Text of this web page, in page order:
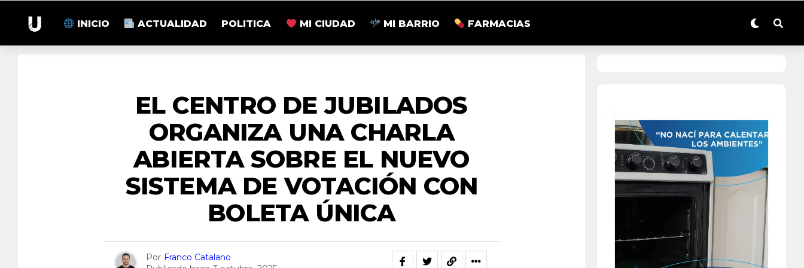
INICIO ACTUALIDAD POLITICA MI CIUDAD MI BARRIO FARMACIAS
EL CENTRO DE JUBILADOS
ORGANIZA UNA CHARLA
ABIERTA SOBRE EL NUEVO
SISTEMA DE VOTACIÓN CON
BOLETA ÚNICA
Por Franco Catalano